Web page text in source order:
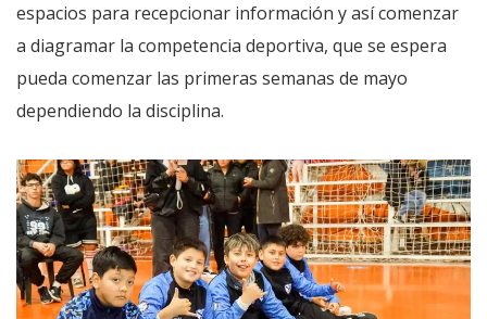
espacios para recepcionar información y así comenzar
a diagramar la competencia deportiva, que se espera
pueda comenzar las primeras semanas de mayo
dependiendo la disciplina.